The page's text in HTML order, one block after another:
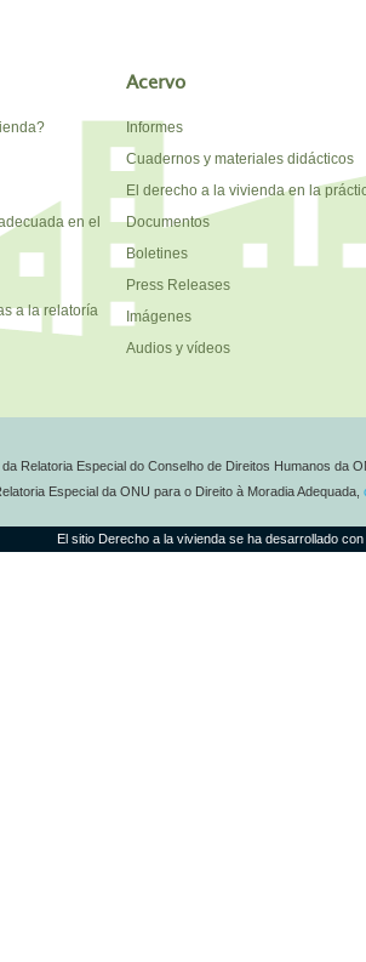
en el
a la relatoría
Acervo
Informes
Cuadernos y materiales didácticos
El derecho a la vivienda en la
Documentos
Boletines
Press Releases
Imágenes
Audios y vídeos
Relatoria Especial do Conselho de Direitos Humanos da
Especial da ONU para o Direito à Moradia Adequada,
El sitio Derecho a la vivienda se ha desarrollado